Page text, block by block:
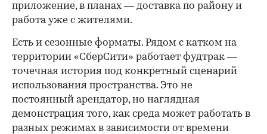
приложение, в планах — доставка по району и
работа уже с жителями.
Есть и сезонные форматы. Рядом с катком на
территории «СберСити» работает фудтрак —
точечная история под конкретный сценарий
использования пространства. Это не
постоянный арендатор, но наглядная
демонстрация того, как среда может работать в
разных режимах в зависимости от времени